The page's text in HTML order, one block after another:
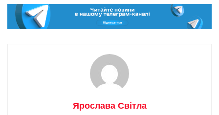
Ярослава Світла